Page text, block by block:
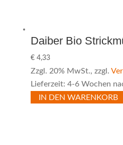
Daiber Bio
€4,33
Zzgl. 20% MwSt., zzgl.
Lieferzeit: 4-6 Wochen
IN DEN WARENKORB